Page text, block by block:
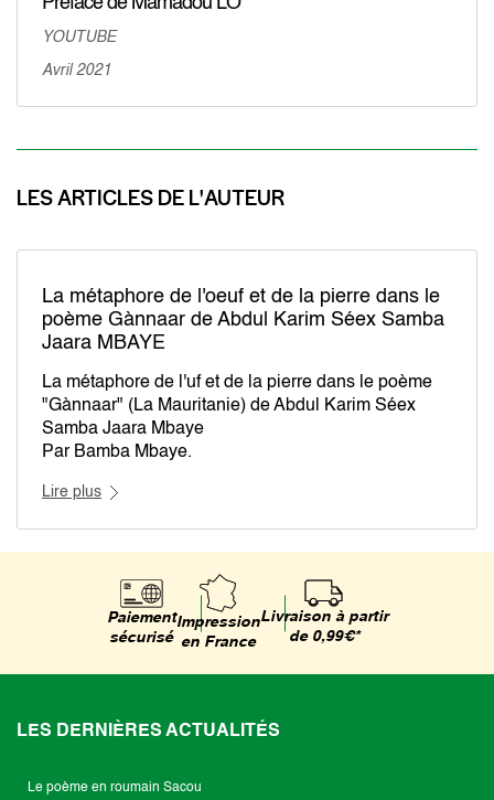
YOUTUBE
Avril 2021
LES ARTICLES DE L'AUTEUR
La métaphore de l'oeuf et de la pierre dans le
poème Gànnaar de Abdul Karim Séex Samba
Jaara MBAYE
La métaphore de l'uf et de la pierre dans le poème
"Gànnaar" (La Mauritanie) de Abdul Karim Séex
Samba Jaara Mbaye
Par Bamba Mbaye.
D'après Serigne Bassirou Mbacké, Cheikh
le rappel à Dieu de son père et le deuxième à la
suite à son retour d'exil du Gabon.
Séex dem na Kongo ba ñow dem seeti Gànnaar
Lire plus
Paiement
sécurisé
Impression
en France
Livraison à partir
de 0,99€*
LES DERNIÈRES ACTUALITÉS
Le poème en roumain Sacou